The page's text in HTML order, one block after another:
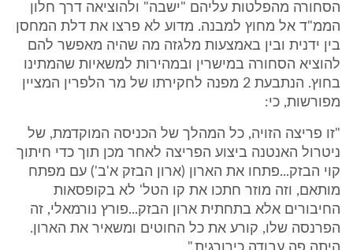
הסחורה מהפלטות עליהם "ישבה" ולהוציאה דרך חלון
הממ"ד אל מחוץ למבנה. מדוע לא פרצו את דלת המחסן
בין ידנית ובין באמצעות מלגזה מה שהיה מאפשר להם
להוציא הסחורה במישרין ובמהירות למשאיות שהמתינו
בחוץ. הנתבעת 2 מפנה לחקירתו של מר הלפרין המציין
מפורשות, כי:
"זו פריצה הזויה, כל המהלך של הכניסה המוקדמת, של
ניטרול האנטנה ביצוע הפריצה לאחר מכן תוך כדי חיתוך
קוי הבזק...פתחו את הארון (ארון הבזק א'ב') עם מפתח
מותאם, וזה מוזר חתכו את קו הטל' לא בקופסאות
החיבורים אלא בתחתית ארון הבזק...פורץ נורמאלי, זה
הפרנסה שלו, קורע את כל החוטים ומשאיר את הארון.